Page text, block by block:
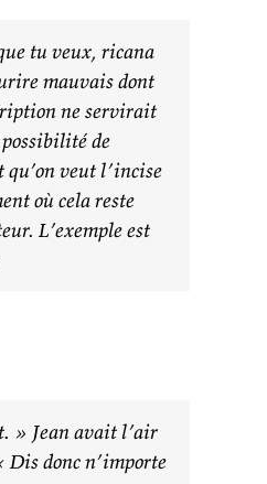
tu veux, ricana
mauvais dont
ne servirait
de
veut l’incise
où cela reste
L’exemple est
» Jean avait l’air
donc n’importe